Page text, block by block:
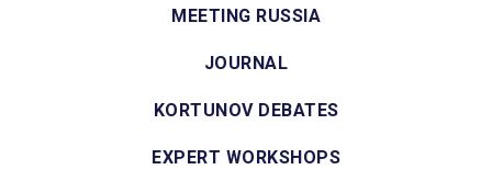
MEETING RUSSIA
JOURNAL
KORTUNOV DEBATES
EXPERT WORKSHOPS